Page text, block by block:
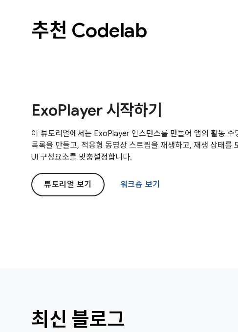
추천 Codelab
ExoPlayer 시작하기
이 튜토리얼에서는 ExoPlayer 인스턴스를 만들어 앱의 활동 수
목록을 만들고, 적응형 동영상 스트림을 재생하고, 재생 상태를
UI 구성요소를 맞춤설정합니다.
튜토리얼 보기 워크숍 보기
최신 블로그